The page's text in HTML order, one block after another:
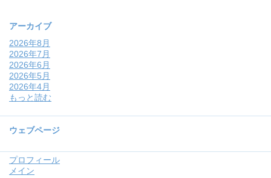
アーカイブ
2026年8月
2026年7月
2026年6月
2026年5月
2026年4月
もっと読む
ウェブページ
プロフィール
メイン